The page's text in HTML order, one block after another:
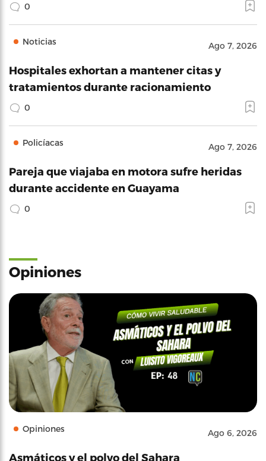
0
Noticias Ago 7, 2026
Hospitales exhortan a mantener citas y
tratamientos durante racionamiento
0
Policíacas Ago 7, 2026
Pareja que viajaba en motora sufre heridas
durante accidente en Guayama
0
Opiniones
Opiniones Ago 6, 2026
Asmáticos y el polvo del Sahara